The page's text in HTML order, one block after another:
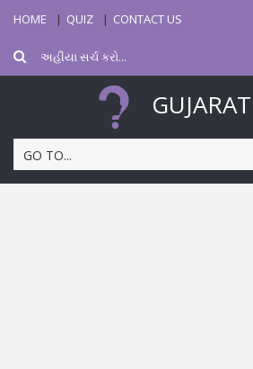
HOME QUIZ CONTACT US
GO TO...